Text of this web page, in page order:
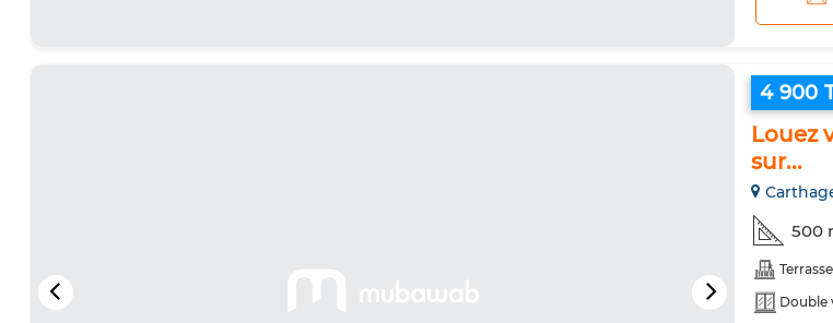
4 900
Louez
sur...
500
Terrasse
Double